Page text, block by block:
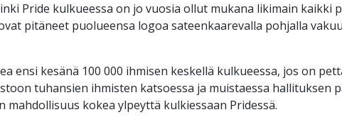
Pride kulkueessa on jo vuosia ollut mukana likimain
pitäneet puolueensa logoa sateenkaarevalla pohjalla
ensi kesänä 100 000 ihmisen keskellä kulkueessa, jos on
tuhansien ihmisten katsoessa ja muistaessa hallituksen
mahdollisuus kokea ylpeyttä kulkiessaan Pridessä.